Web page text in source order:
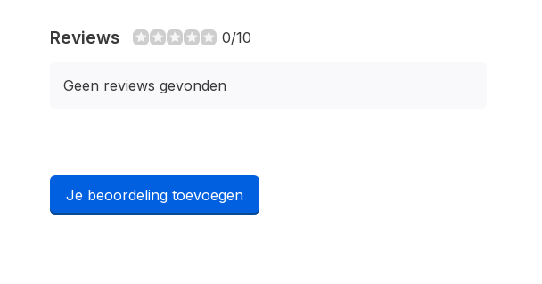
Reviews 0/10
Geen reviews gevonden
Je beoordeling toevoegen